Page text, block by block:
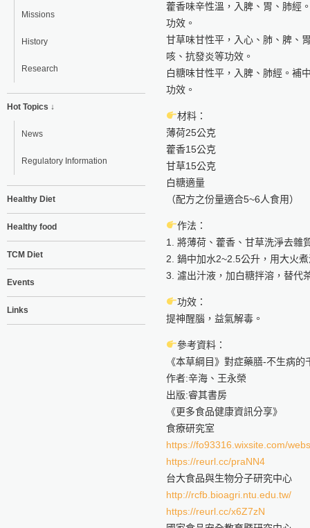
Missions
History
Research
Hot Topics ↓
News
Regulatory Information
Healthy Diet
Healthy food
TCM Diet
Events
Links
藿香味辛性溫，入脾、胃、肺經
功效。
甘草味甘性平，入心、肺、脾、
咳、抗發炎等功效。
白糖味甘性平，入脾、肺經。補
功效。
材料：
薄荷25公克
藿香15公克
甘草15公克
白糖適量
（配方之份量適合5~6人食用）
作法：
1. 將薄荷、藿香、甘草洗淨去雜
2. 鍋中加水2~2.5公升，用大火
3. 濾出汁液，加白糖拌溶，替代
功效：
提神醒腦，益氣解毒。
參考資料：
《本草綱目》對症藥膳-不生病的
作者:辛海、王永榮
出版:睿其書房
《更多食品健康資訊分享》
食療研究室
https://fo93316.wixsite.com/
https://reurl.cc/praNN4
台大食品與生物分子研究中心
http://rcfb.bioagri.ntu.edu.tw/
https://reurl.cc/x6Z7zN